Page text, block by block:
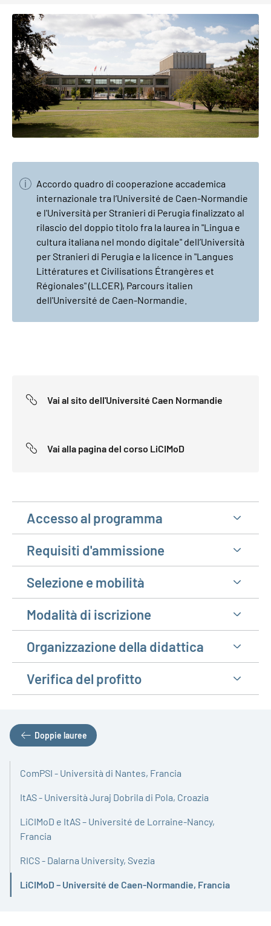
Accordo quadro di cooperazione accademica
internazionale tra l’Université de Caen-Normandie
e l'Università per Stranieri di Perugia finalizzato al
rilascio del doppio titolo fra la laurea in "Lingua e
cultura italiana nel mondo digitale" dell’Università
per Stranieri di Perugia e la licence in "Langues
Littératures et Civilisations Étrangères et
Régionales" (LLCER), Parcours italien
dell'Université de Caen-Normandie.
Vai al sito dell'Université Caen Normandie
Vai alla pagina del corso LiCIMoD
Accesso al programma
Requisiti d'ammissione
Selezione e mobilità
Modalità di iscrizione
Organizzazione della didattica
Verifica del profitto
Doppie lauree
ComPSI - Università di Nantes, Francia
ItAS - Università Juraj Dobrila di Pola, Croazia
LiCIMoD e ItAS – Université de Lorraine-Nancy,
Francia
RICS - Dalarna University, Svezia
LiCIMoD – Université de Caen-Normandie, Francia
Attivo